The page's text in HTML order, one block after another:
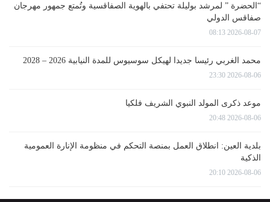
“الحضرة ” لمرشد بوليلة تحتفي بالهوية الصفاقسية وتُمتع جمهور مهرجان
صفاقس الدولي
2026-08-07 08:13
محمد الغربي رئيسا جديدا لهيكل سوسيوس للمدة النيابية 2026 – 2028
2026-08-06 23:30
موعد ذكرى المولد النبوي الشريف فلكيا
2026-08-06 20:48
بلدية العين: انطلاق العمل بمنصة التحكم في منظومة الإنارة العمومية
الذكية
2026-08-06 20:10